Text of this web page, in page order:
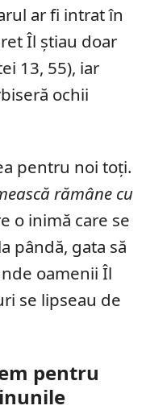
ar fi intrat în
Îl știau doar
13, 55), iar
ochii
pentru noi toți.
rămâne cu
o inimă care se
pândă, gata să
oamenii Îl
se lipseau de
pentru